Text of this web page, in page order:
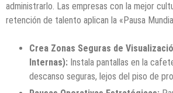
administrarlo. Las empresas con la mejor
retención de talento aplican la «Pausa
Crea Zonas Seguras de
Internas): Instala pantallas en la
descanso seguras, lejos del piso de